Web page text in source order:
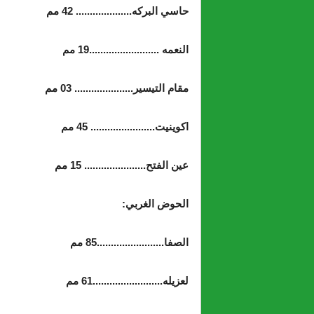
حاسي البركه.................... 42 مم
النعمه .........................19 مم
مقام التيسير..................... 03 مم
اكوينيت....................... 45 مم
عين الفتح...................... 15 مم
الحوض الغربي:
الصفا........................85 مم
لعزيله.........................61 مم